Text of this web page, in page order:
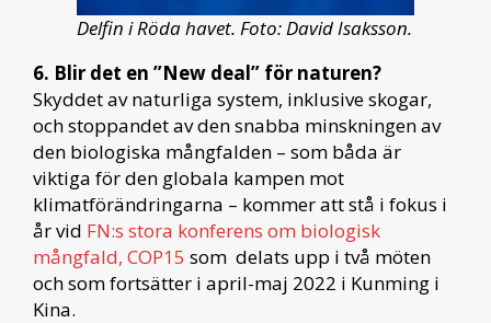
Delfin i Röda havet. Foto: David Isaksson.
6. Blir det en ”New deal” för naturen?
Skyddet av naturliga system, inklusive skogar,
och stoppandet av den snabba minskningen av
den biologiska mångfalden – som båda är
viktiga för den globala kampen mot
klimatförändringarna – kommer att stå i fokus i
år vid FN:s stora konferens om biologisk
mångfald, COP15 som delats upp i två möten
och som fortsätter i april-maj 2022 i Kunming i
Kina.